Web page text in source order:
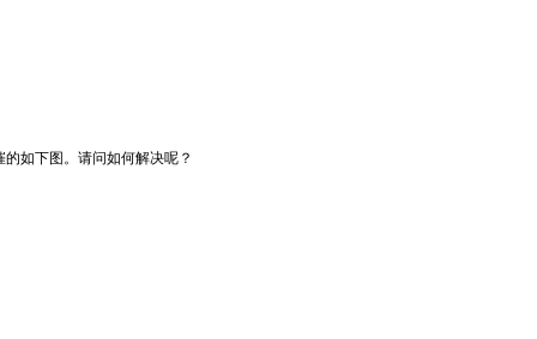
如下图。请问如何解决呢？